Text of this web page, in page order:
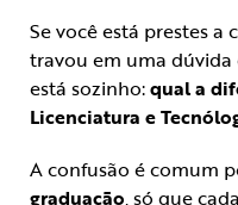
Se você está prestes
travou em uma dúvida
está sozinho:qual a
Licenciatura e
A confusão é comum
graduação, só que